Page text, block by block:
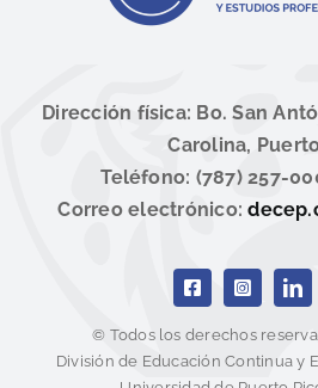
Dirección física: Bo. San
Carolina,
Teléfono: (787) 257-
Correo electrónico:
© Todos los derechos
División de Educación Continua y